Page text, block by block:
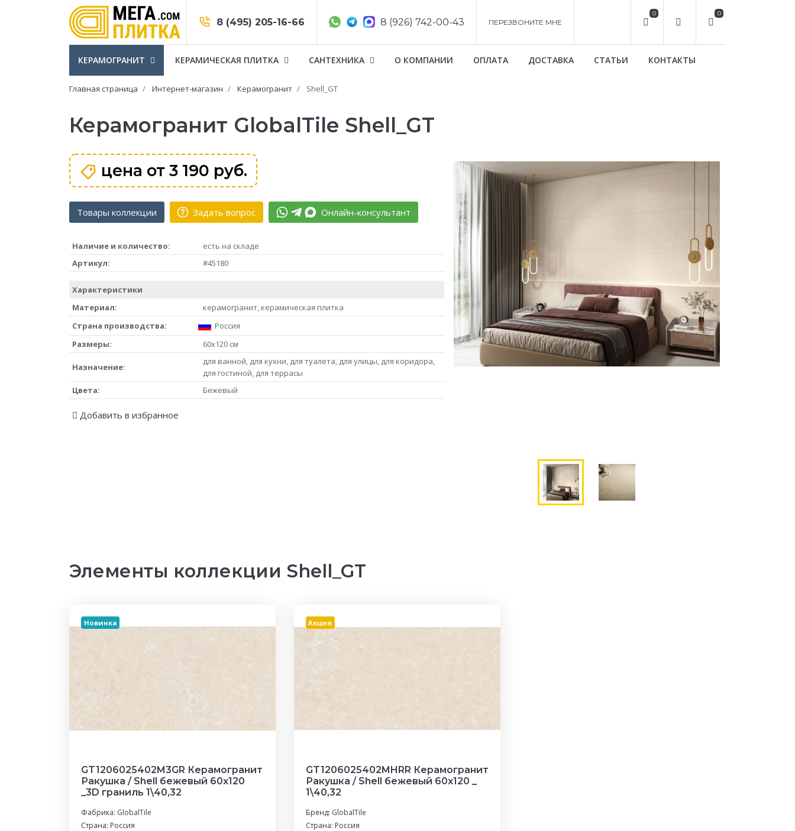
8 (495) 205-16-66 8 (926) 742-00-43 ПЕРЕЗВОНИТЕ МНЕ
0 0
КЕРАМОГРАНИТ КЕРАМИЧЕСКАЯ ПЛИТКА САНТЕХНИКА О КОМПАНИИ ОПЛАТА ДОСТАВКА СТАТЬИ КОНТАКТЫ
Главная страница Интернет-магазин Керамогранит Shell_GT
Керамогранит GlobalTile Shell_GT
цена от 3 190 руб.
Товары коллекции Задать вопрос Онлайн-консультант
Наличие и количество:
есть на складе
Артикул:
#45180
Характеристики
Материал:
керамогранит, керамическая плитка
Страна производства:
Россия
Размеры:
60x120 см
Назначение:
для ванной, для кухни, для туалета, для улицы, для коридора,
для гостиной, для террасы
Цвета:
Бежевый
Добавить в избранное
Элементы коллекции Shell_GT
Новинка
GT1206025402M3GR Керамогранит
Ракушка / Shell бежевый 60x120
_3D граниль 1\40,32
Фабрика: GlobalTile
Страна: Россия
Акция
GT1206025402MHRR Керамогранит
Ракушка / Shell бежевый 60x120 _
1\40,32
Бренд: GlobalTile
Страна: Россия